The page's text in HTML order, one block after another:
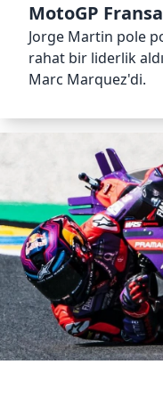
MotoGP
Jorge Martin pole
rahat bir liderlik
Marc Marquez'di.